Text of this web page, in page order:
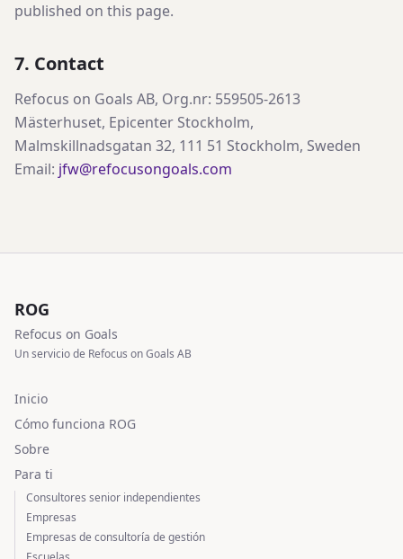
published on this page.
7. Contact
Refocus on Goals AB, Org.nr: 559505-2613
Mästerhuset, Epicenter Stockholm,
Malmskillnadsgatan 32, 111 51 Stockholm, Sweden
Email: jfw@refocusongoals.com
ROG
Refocus on Goals
Un servicio de Refocus on Goals AB
Inicio
Cómo funciona ROG
Sobre
Para ti
Consultores senior independientes
Empresas
Empresas de consultoría de gestión